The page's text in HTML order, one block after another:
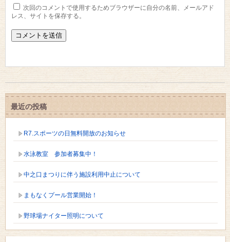
次回のコメントで使用するためブラウザーに自分の名前、メールアド
レス、サイトを保存する。
最近の投稿
R7.スポーツの日無料開放のお知らせ
水泳教室 参加者募集中！
中之口まつりに伴う施設利用中止について
まもなくプール営業開始！
野球場ナイター照明について